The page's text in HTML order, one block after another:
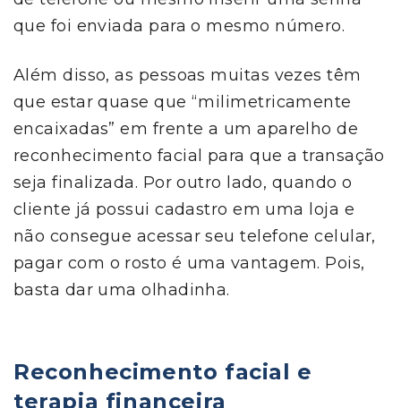
que foi enviada para o mesmo número.
Além disso, as pessoas muitas vezes têm
que estar quase que “milimetricamente
encaixadas” em frente a um aparelho de
reconhecimento facial para que a transação
seja finalizada. Por outro lado, quando o
cliente já possui cadastro em uma loja e
não consegue acessar seu telefone celular,
pagar com o rosto é uma vantagem. Pois,
basta dar uma olhadinha.
Reconhecimento facial e
terapia financeira